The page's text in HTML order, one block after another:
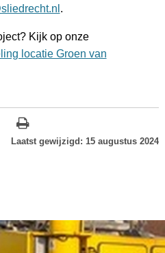
.
Kijk op onze
locatie Groen van
Laatst gewijzigd: 15 augustus 2024